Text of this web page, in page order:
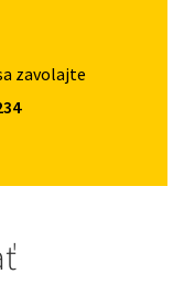
zavolajte